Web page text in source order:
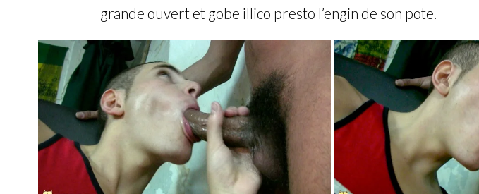
grande ouvert et gobe illico presto l’engin de son pote.